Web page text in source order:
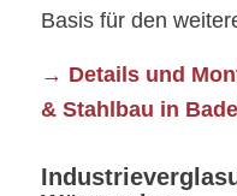
Basis für den
→ Details und
& Stahlbau in